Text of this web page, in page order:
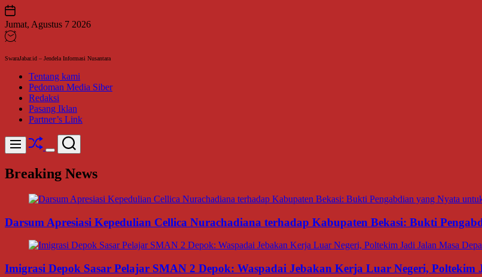
Skip
to
content
Jumat, Agustus 7 2026
SwaraJabar.id – Jendela Informasi Nusantara
Tentang kami
Pedoman Media Siber
Redaksi
Pasang Iklan
Partner’s Link
Menu Shuffle
Switch
mode
Search
Breaking News
Darsum Apresiasi Kepedulian Cellica Nurachadiana terhadap Kabupaten Bekasi: Bukti
Imigrasi Depok Sasar Pelajar SMAN 2 Depok: Waspadai Jebakan Kerja Luar Negeri, Poltekim